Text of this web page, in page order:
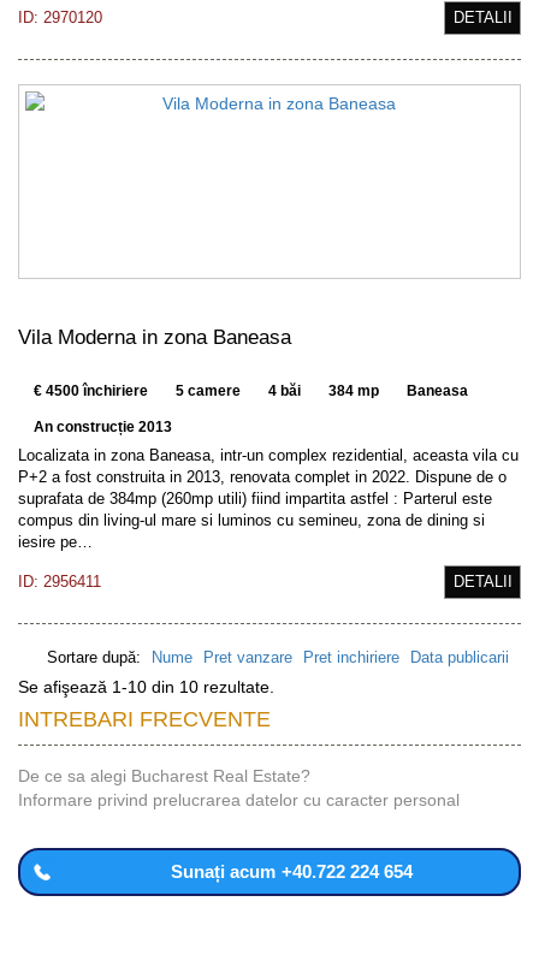
ID: 2970120 DETALII
Vila Moderna in zona Baneasa
€ 4500 închiriere 5 camere 4 băi 384 mp Baneasa
An construcție 2013
Localizata in zona Baneasa, intr-un complex rezidential, aceasta vila cu
P+2 a fost construita in 2013, renovata complet in 2022. Dispune de o
suprafata de 384mp (260mp utili) fiind impartita astfel : Parterul este
compus din living-ul mare si luminos cu semineu, zona de dining si
iesire pe…
ID: 2956411 DETALII
Sortare după: Nume Pret vanzare Pret inchiriere Data publicarii
Se afişează 1-10 din 10 rezultate.
INTREBARI FRECVENTE
De ce sa alegi Bucharest Real Estate?
Informare privind prelucrarea datelor cu caracter personal
Sunați acum +40.722 224 654